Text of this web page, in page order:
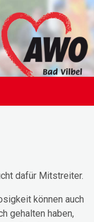
dafür Mitstreiter.
können auch
gehalten haben,